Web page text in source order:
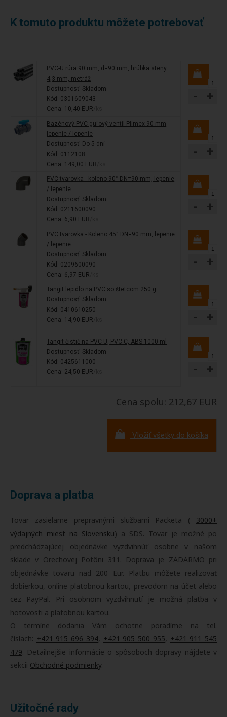
K tomuto produktu môžete potrebovať
PVC-U rúra 90 mm, d=90 mm, hrúbka steny
4,3 mm, metráž
Dostupnosť: Skladom
Kód: 0301609043
Cena: 10,40 EUR
- +
Bazénový PVC guľový ventil Plimex 90 mm
lepenie / lepenie
Dostupnosť: Do 5 dní
Kód: 0112108
Cena: 149,00 EUR
- +
PVC tvarovka - koleno 90° DN=90 mm, lepenie
/ lepenie
Dostupnosť: Skladom
Kód: 0211600090
Cena: 6,90 EUR
- +
PVC tvarovka - Koleno 45° DN=90 mm, lepenie
/ lepenie
Dostupnosť: Skladom
Kód: 0209600090
Cena: 6,97 EUR
- +
Tangit lepidlo na PVC so štetcom 250 g
Dostupnosť: Skladom
Kód: 0410610250
Cena: 14,90 EUR
- +
Tangit čistič na PVC-U, PVC-C, ABS 1000 ml
Dostupnosť: Skladom
Kód: 0425611000
Cena: 24,50 EUR
- +
Cena spolu: 212,67 EUR
Vložiť všetky do košíka
Doprava a platba
Tovar zasielame prepravnými službami Packeta ( 3000+
výdajných miest na Slovensku) a SDS. Tovar je možné po
predchádzajúcej objednávke vyzdvihnúť osobne v našom
sklade v Orechovej Potôni 311. Doprava je ZADARMO pri
objednávke tovaru nad 200 Eur. Platbu môžete realizovať
dobierkou, online platobnou kartou, prevodom na účet alebo
cez PayPal. Pri osobnom vyzdvihnutí je možná platba v
hotovosti a platobnou kartou.
O termíne dodania Vám ochotne poradíme na tel.
číslach: +421 915 696 394, +421 905 500 955, +421 911 545
479. Detailnejšie informácie o spôsoboch dopravy nájdete v
sekcii Obchodné podmienky.
Užitočné rady